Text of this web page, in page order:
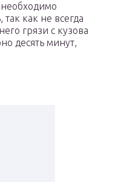
необходимо
как не всегда
грязи с кузова
десять минут,